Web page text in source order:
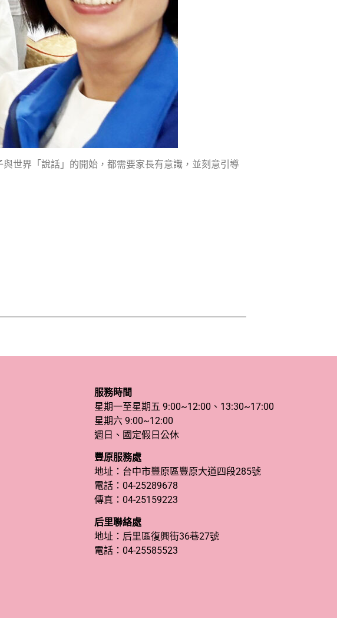
世界「說話」的開始，都需要家長有意識，並刻意引導
服務時間
星期一至星期五 9:00~12:00、13:30~17:00
星期六 9:00~12:00
週日、國定假日公休
豐原服務處
地址：台中市豐原區豐原大道四段285號
電話： 04-25289678
傳真：04-25159223
后里聯絡處
地址：后里區復興街36巷27號
電話： 04-25585523